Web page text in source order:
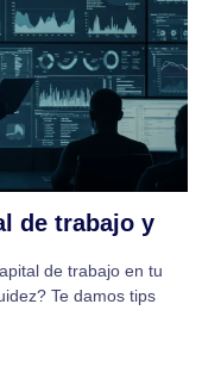
de trabajo y
de trabajo en tu
Te damos tips